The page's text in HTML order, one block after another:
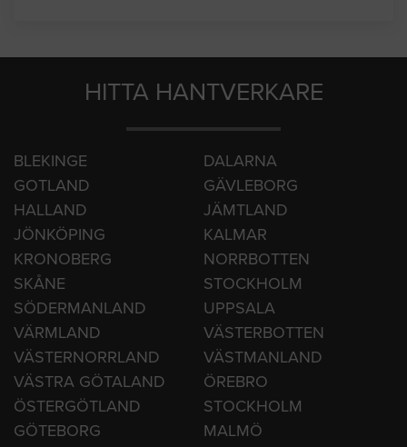
HITTA HANTVERKARE
BLEKINGE
DALARNA
GOTLAND
GÄVLEBORG
HALLAND
JÄMTLAND
JÖNKÖPING
KALMAR
KRONOBERG
NORRBOTTEN
SKÅNE
STOCKHOLM
SÖDERMANLAND
UPPSALA
VÄRMLAND
VÄSTERBOTTEN
VÄSTERNORRLAND
VÄSTMANLAND
VÄSTRA GÖTALAND
ÖREBRO
ÖSTERGÖTLAND
STOCKHOLM
GÖTEBORG
MALMÖ